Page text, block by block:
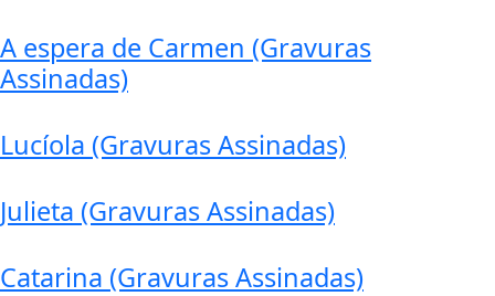
A espera de Carmen (Gravuras
Assinadas)
Lucíola (Gravuras Assinadas)
Julieta (Gravuras Assinadas)
Catarina (Gravuras Assinadas)